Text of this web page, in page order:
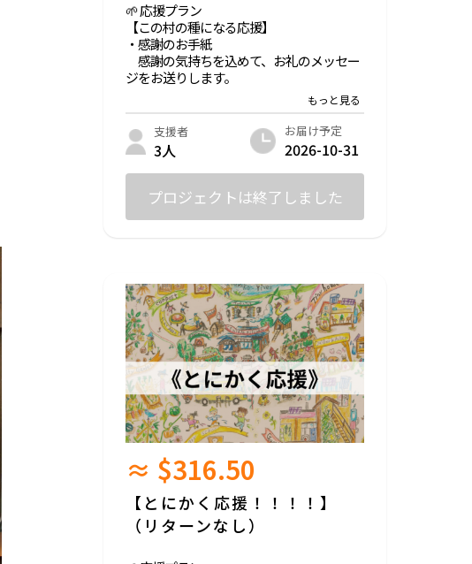
🌱 応援プラン
【この村の種になる応援】
・感謝のお手紙
感謝の気持ちを込めて、お礼のメッセー
ジをお送りします。
・オンラインコミュニティ【TAKANASHI E
ARTH VILLAGE】参加権
支援者
3人
お届け予定
2026-10-31
プロジェクトは終了しました
≈ $316.50
【とにかく応援！！！！】
（リターンなし）